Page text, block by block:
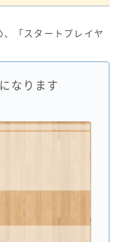
「スタートプレイヤ
なります